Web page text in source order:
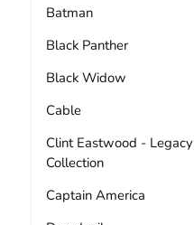
Batman
Black Panther
Black Widow
Cable
Clint Eastwood - Legacy
Collection
Captain America